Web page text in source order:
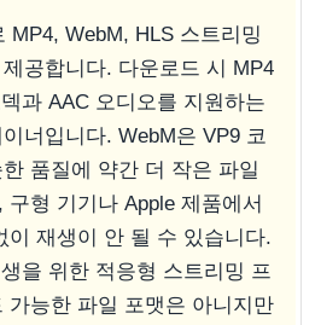
MP4, WebM, HLS 스트리밍
공합니다. 다운로드 시 MP4
과 AAC 오디오를 지원하는
너입니다. WebM은 VP9 코
품질에 약간 더 작은 파일
구형 기기나 Apple 제품에서
이 재생이 안 될 수 있습니다.
을 위한 적응형 스트리밍 프
가능한 파일 포맷은 아니지만